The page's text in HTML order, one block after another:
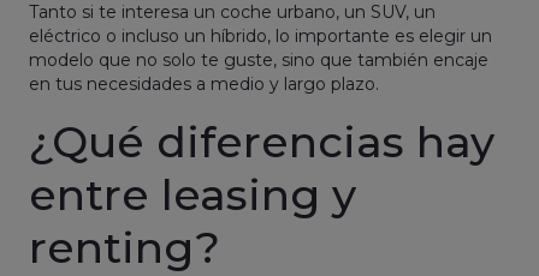
Tanto si te interesa un coche urbano, un SUV, un
eléctrico o incluso un híbrido, lo importante es elegir un
modelo que no solo te guste, sino que también encaje
en tus necesidades a medio y largo plazo.
¿Qué diferencias hay
entre leasing y
renting?